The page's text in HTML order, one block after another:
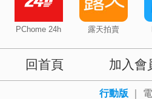
PChome 24h 露天拍賣
回首頁 加入會
行動版